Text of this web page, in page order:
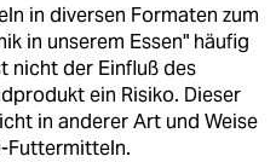
in diversen Formaten zum
in unserem Essen" häufig
nicht der Einfluß des
ein Risiko. Dieser
in anderer Art und Weise
Futtermitteln.